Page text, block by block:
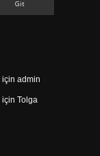
için admin
için Tolga